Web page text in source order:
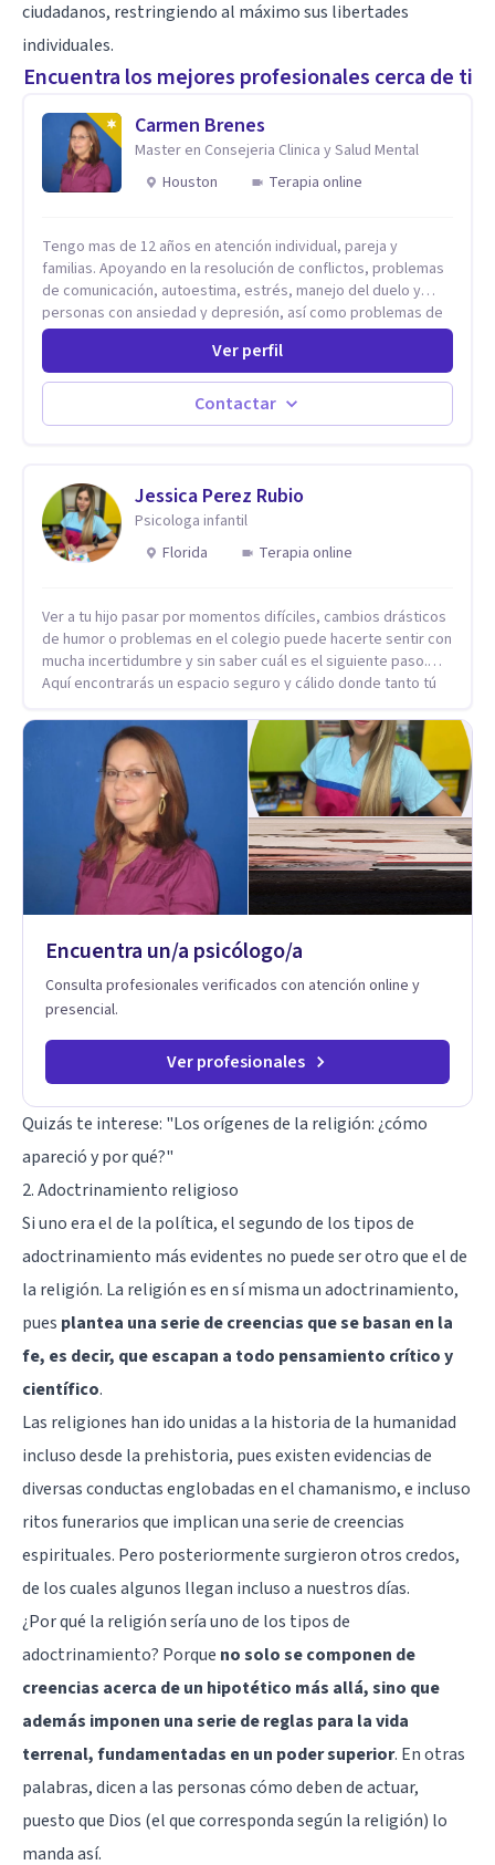
ciudadanos, restringiendo al máximo sus libertades
individuales.
Encuentra los mejores profesionales cerca de ti
Carmen Brenes
Master en Consejeria Clinica y Salud Mental
Houston
Terapia online
Tengo mas de 12 años en atención individual, pareja y
familias. Apoyando en la resolución de conflictos, problemas
de comunicación, autoestima, estrés, manejo del duelo y
personas con ansiedad y depresión, así como problemas de
conducta y comportamiento. Desarrollo de personas
Estableciendo metas a corto y largo plazo, es vital para la
vida de cada uno tener su propia vision.
Ver perfil
Contactar
Jessica Perez Rubio
Psicologa infantil
Florida
Terapia online
Ver a tu hijo pasar por momentos difíciles, cambios drásticos
de humor o problemas en el colegio puede hacerte sentir con
mucha incertidumbre y sin saber cuál es el siguiente paso.
Aquí encontrarás un espacio seguro y cálido donde tanto tú
comprendidos y apoyados para recuperar la tranquilidad en
herramientas prácticas y dinámicas adaptadas a la edad de
cada menor, dejando de lado las etiquetas y los tecnicismos.
Mi forma de trabajar se centra en entender las emociones
que hay detrás del comportamiento, ayudándoles a
desarrollar la confianza necesaria para superar sus retos y
fortaleciendo la comunicación entre ustedes. Acompaño a
niños y adolescentes que están lidiando con la ansiedad, la
padres que buscan orientación y pautas claras para educar
primer paso hacia una convivencia familiar más armoniosa,
agenda tu sesión y empecemos a trabajar juntos.
Encuentra un/a psicólogo/a
Consulta profesionales verificados con atención online y
presencial.
Ver profesionales
Quizás te interese: "Los orígenes de la religión: ¿cómo
apareció y por qué?"
2. Adoctrinamiento religioso
Si uno era el de la política, el segundo de los tipos de
adoctrinamiento más evidentes no puede ser otro que el de
la religión. La religión es en sí misma un adoctrinamiento,
pues plantea una serie de creencias que se basan en la
fe, es decir, que escapan a todo pensamiento crítico y
científico.
Las religiones han ido unidas a la historia de la humanidad
incluso desde la prehistoria, pues existen evidencias de
diversas conductas englobadas en el chamanismo, e incluso
ritos funerarios que implican una serie de creencias
espirituales. Pero posteriormente surgieron otros credos,
de los cuales algunos llegan incluso a nuestros días.
¿Por qué la religión sería uno de los tipos de
adoctrinamiento? Porque no solo se componen de
creencias acerca de un hipotético más allá, sino que
además imponen una serie de reglas para la vida
terrenal, fundamentadas en un poder superior. En otras
palabras, dicen a las personas cómo deben de actuar,
puesto que Dios (el que corresponda según la religión) lo
manda así.